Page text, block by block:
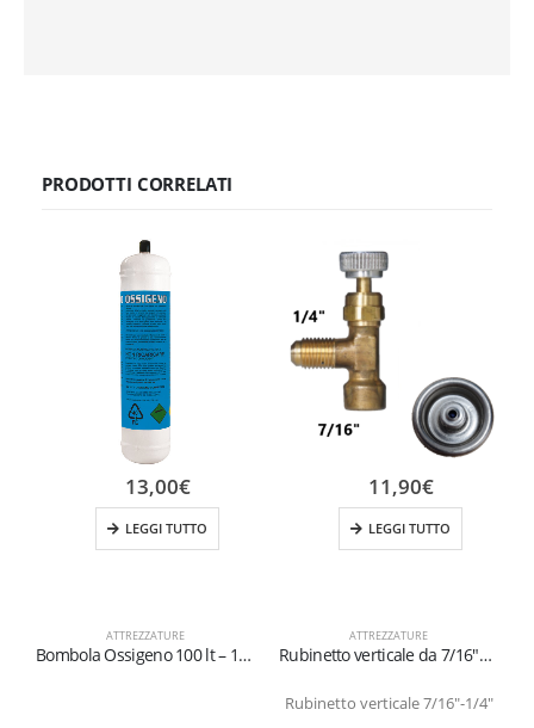
PRODOTTI CORRELATI
ATTREZZATURE
Bombola Ossigeno 100 lt – 110 Bar
13,00€
LEGGI TUTTO
ATTREZZATURE
Rubinetto verticale da 7/16″SAE Femmina per 1/4″SAE Maschio
Rubinetto verticale 7/16″-1/4″
11,90€
LEGGI TUTTO